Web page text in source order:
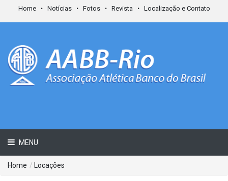
Home Notícias Fotos Revista Localização e Contato
MENU
Home / Locações